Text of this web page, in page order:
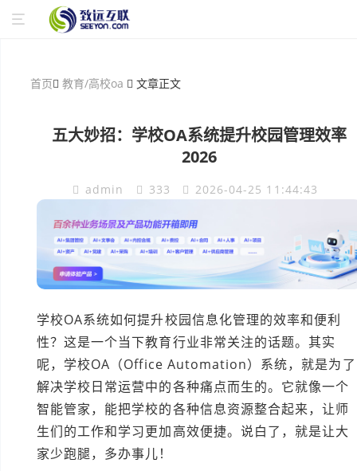
首页 教育/高校oa 文章正文
五大妙招：学校OA系统提升校园管理效率
2026
admin 333 2026-04-25 11:44:43
学校OA系统如何提升校园信息化管理的效率和便利
性？这是一个当下教育行业非常关注的话题。其实
呢，学校OA（Office Automation）系统，就是为了
解决学校日常运营中的各种痛点而生的。它就像一个
智能管家，能把学校的各种信息资源整合起来，让师
生们的工作和学习更加高效便捷。说白了，就是让大
家少跑腿，多办事儿！